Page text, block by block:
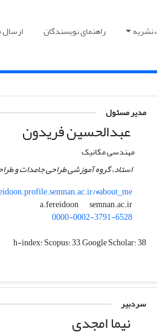
نشریه راهنمای نویسندگان ارسال
مدیر مسئول
عبدالحسین فریدون
مهندسی مکانیک
استاد، گروه آموزشی طراحی جامدات و
#about_me
a.fereidoon
semnan.ac.ir
0000-0002-3791-6528
h-index:Scopus: 33, Google Scholar: 38
سردبیر
نیما امجدی